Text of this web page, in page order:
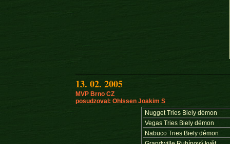
13. 02. 2005
MVP Brno CZ
posudzoval: Ohlssen Joakim S
Nugget Tries Biely démon
Vegas Tries Biely démon
Nabuco Tries Biely démon